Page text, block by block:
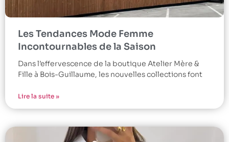
Les Tendances Mode Femme
Incontournables de la Saison
Dans l’effervescence de la boutique Atelier Mère &
Fille à Bois-Guillaume, les nouvelles collections font
Lire la suite »